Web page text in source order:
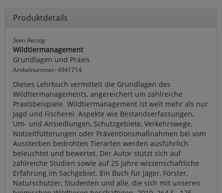
Produktdetails
Sven Herzog
Wildtiermanagement
Grundlagen und Praxis
Artikelnummer: 4941714
Dieses Lehrbuch vermittelt die Grundlagen des
Wildtiermanagements, angereichert um zahlreiche
Praxisbeispiele. Wildtiermanagement ist weit mehr als nur
Jagd und Fischerei. Aspekte wie Bestandserfassungen,
Um- und Ansiedlungen, Schutzgebiete, Verkehrswege,
Notzeitfütterungen oder Präventionsmaßnahmen bei vom
Aussterben bedrohten Tierarten werden ausführlich
beleuchtet und bewertet. Der Autor stützt sich auf
zahlreiche Studien sowie auf 25 Jahre wissenschaftliche
Erfahrung im Sachgebiet. Ein Buch für Jäger, Förster,
Naturschützer, Studenten und alle, die sich mit unseren